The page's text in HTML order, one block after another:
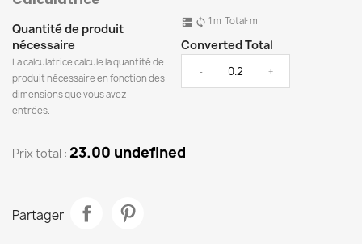
Quantité de produit
nécessaire
La calculatrice calcule la quantité de
produit nécessaire en fonction des
dimensions que vous avez
entrées.
dns sync 1 m Total:m
Converted Total
- +
Prix ​​total : 23.00 undefined
Partager